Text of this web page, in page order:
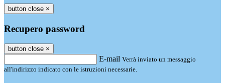
button close ×
Recupero password
button close ×
E-mail Verrà inviato un messaggio
all'indirizzo indicato con le istruzioni necessarie.